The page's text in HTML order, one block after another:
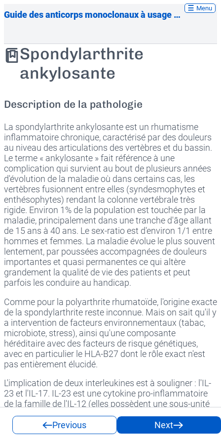
Guide des anticorps monoclonaux à usage thérapeutique
Menu
Spondylarthrite
ankylosante
Description de la pathologie
La spondylarthrite ankylosante est un rhumatisme
inflammatoire chronique, caractérisé par des douleurs
au niveau des articulations des vertèbres et du bassin.
Le terme « ankylosante » fait référence à une
complication qui survient au bout de plusieurs années
d'évolution de la maladie où dans certains cas, les
vertèbres fusionnent entre elles (syndesmophytes et
enthésophytes) rendant la colonne vertébrale très
rigide. Environ 1% de la population est touchée par la
maladie, principalement dans une tranche d'âge allant
de 15 ans à 40 ans. Le sex-ratio est d'environ 1/1 entre
hommes et femmes. La maladie évolue le plus souvent
lentement, par poussées accompagnées de douleurs
importantes et quasi permanentes ce qui altère
grandement la qualité de vie des patients et peut
parfois les conduire au handicap.
Comme pour la polyarthrite rhumatoïde, l'origine exacte
de la spondylarthrite reste inconnue. Mais on sait qu'il y
a intervention de facteurs environnementaux (tabac,
microbiote, stress), ainsi qu'une composante
héréditaire avec des facteurs de risque génétiques,
avec en particulier le HLA-B27 dont le rôle exact n'est
pas entièrement élucidé.
L'implication de deux interleukines est à souligner : l'IL-
23 et l'IL-17. IL-23 est une cytokine pro-inflammatoire
de la famille de l'IL-12 (elles possèdent une sous-unité
commune). Elle est produite par les cellules
présentatrices d'antigène et induit le maintient de la
polarisation des lymphocytes T CD4+ naïfs en
Previous Next